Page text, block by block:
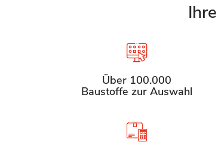
Über 100.000
Baustoffe zur Auswahl